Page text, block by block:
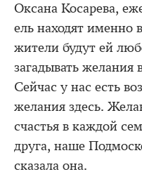
Оксана Косарева,
ель находят именно
жители будут ей
загадывать
Сейчас у нас есть
желания здесь.
счастья в каждой
друга, наше
сказала она.